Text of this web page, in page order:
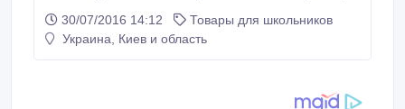
Украине. Низкие цены, большой ассортимент,
быстрая доставка, высокое качество. Посмотреть
30/07/2016 14:12
Товары для школьников
Украина, Киев и область